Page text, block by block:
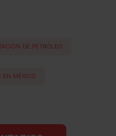
DE PETRÓLEO
EN MÉXICO